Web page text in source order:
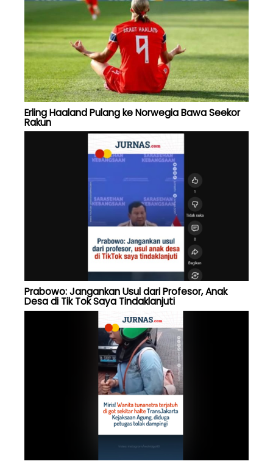
Erling Haaland Pulang ke Norwegia Bawa Seekor
Rakun
Prabowo: Jangankan Usul dari Profesor, Anak
Desa di Tik Tok Saya Tindaklanjuti